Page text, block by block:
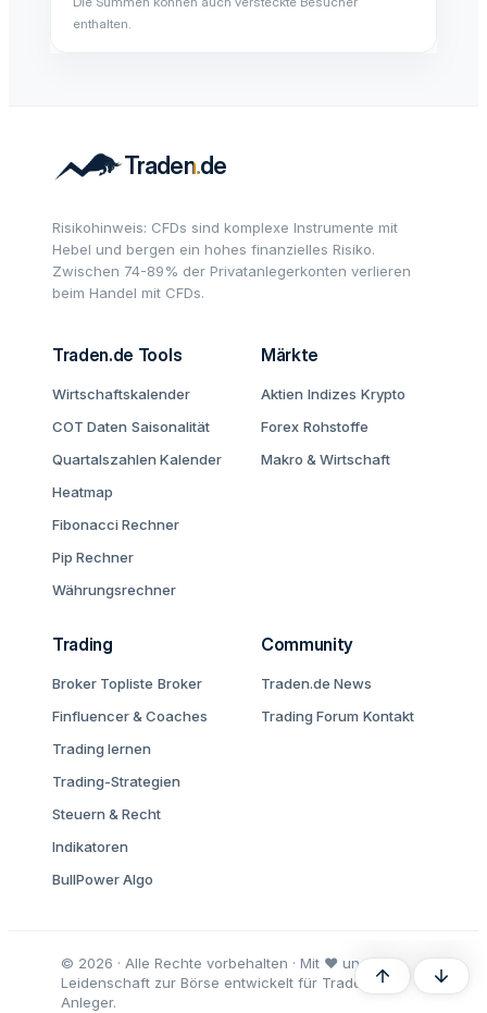
enthalten.
Risikohinweis: CFDs sind komplexe Instrumente mit
Hebel und bergen ein hohes finanzielles Risiko.
Zwischen 74-89% der Privatanlegerkonten verlieren
beim Handel mit CFDs.
Traden.de Tools
Wirtschaftskalender
COT Daten Saisonalität
Quartalszahlen Kalender
Heatmap
Fibonacci Rechner
Pip Rechner
Währungsrechner
Märkte
Aktien Indizes Krypto
Forex Rohstoffe
Makro & Wirtschaft
Trading
Broker Topliste Broker
Finfluencer & Coaches
Trading lernen
Trading-Strategien
Steuern & Recht
Indikatoren
BullPower Algo
Community
Traden.de News
Trading Forum Kontakt
© 2026 · Alle Rechte vorbehalten · Mit ♥ und
Leidenschaft zur Börse entwickelt für Trader und
Anleger.
Oben Unten